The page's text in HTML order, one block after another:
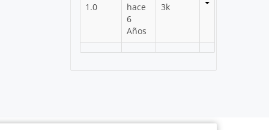
1.0
hace
6
Años
3k